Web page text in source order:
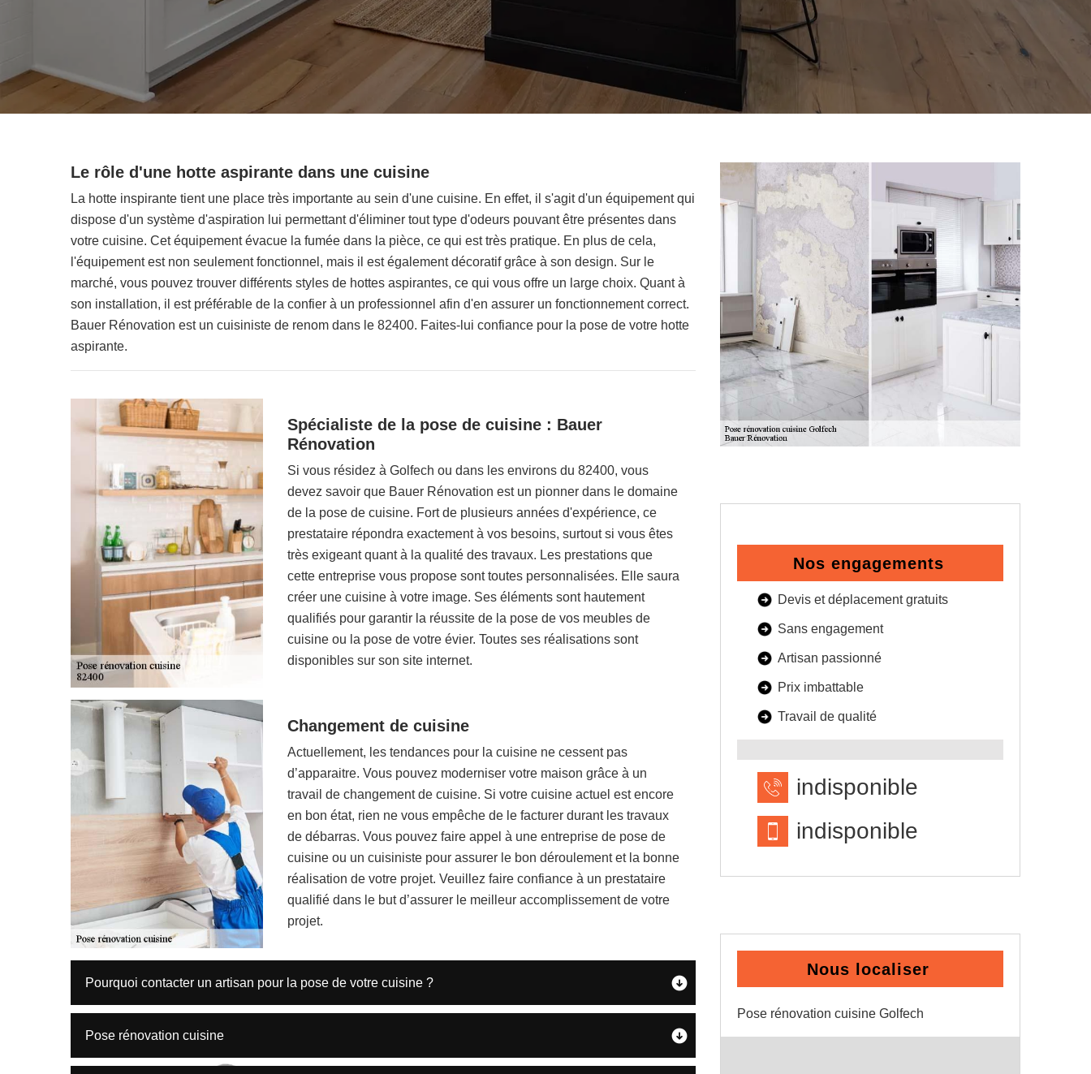
Le rôle d'une hotte aspirante dans une cuisine
La hotte inspirante tient une place très importante au sein d'une cuisine. En effet, il s'agit d'un équipement qui
dispose d'un système d'aspiration lui permettant d'éliminer tout type d'odeurs pouvant être présentes dans
votre cuisine. Cet équipement évacue la fumée dans la pièce, ce qui est très pratique. En plus de cela,
l'équipement est non seulement fonctionnel, mais il est également décoratif grâce à son design. Sur le
marché, vous pouvez trouver différents styles de hottes aspirantes, ce qui vous offre un large choix. Quant à
son installation, il est préférable de la confier à un professionnel afin d'en assurer un fonctionnement correct.
Bauer Rénovation est un cuisiniste de renom dans le 82400. Faites-lui confiance pour la pose de votre hotte
aspirante.
Spécialiste de la pose de cuisine : Bauer
Rénovation
Si vous résidez à Golfech ou dans les environs du 82400, vous
devez savoir que Bauer Rénovation est un pionner dans le domaine
de la pose de cuisine. Fort de plusieurs années d'expérience, ce
prestataire répondra exactement à vos besoins, surtout si vous êtes
très exigeant quant à la qualité des travaux. Les prestations que
cette entreprise vous propose sont toutes personnalisées. Elle saura
créer une cuisine à votre image. Ses éléments sont hautement
qualifiés pour garantir la réussite de la pose de vos meubles de
cuisine ou la pose de votre évier. Toutes ses réalisations sont
disponibles sur son site internet.
Changement de cuisine
Actuellement, les tendances pour la cuisine ne cessent pas
d’apparaitre. Vous pouvez moderniser votre maison grâce à un
travail de changement de cuisine. Si votre cuisine actuel est encore
en bon état, rien ne vous empêche de le facturer durant les travaux
de débarras. Vous pouvez faire appel à une entreprise de pose de
cuisine ou un cuisiniste pour assurer le bon déroulement et la bonne
réalisation de votre projet. Veuillez faire confiance à un prestataire
qualifié dans le but d’assurer le meilleur accomplissement de votre
projet.
Pourquoi contacter un artisan pour la pose de votre cuisine ?
Pose rénovation cuisine
Nos engagements
Devis et déplacement gratuits
Sans engagement
Artisan passionné
Prix imbattable
Travail de qualité
indisponible
indisponible
Nous localiser
Pose rénovation cuisine Golfech